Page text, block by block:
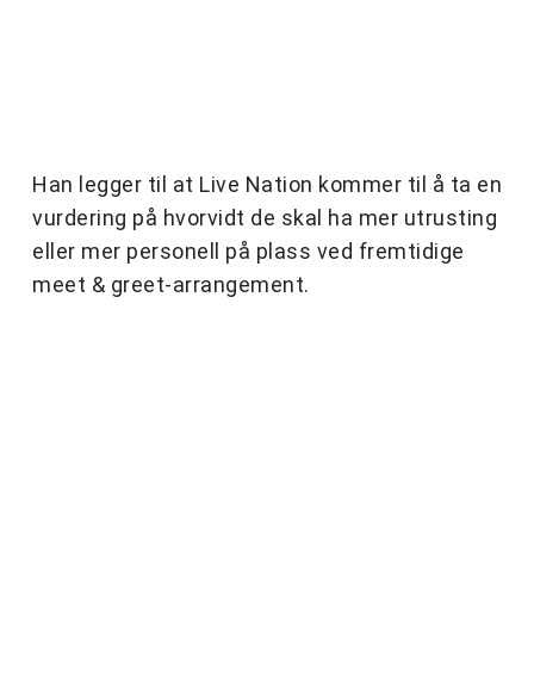
Han legger til at Live Nation kommer til å ta en
vurdering på hvorvidt de skal ha mer utrusting
eller mer personell på plass ved fremtidige
meet & greet-arrangement.